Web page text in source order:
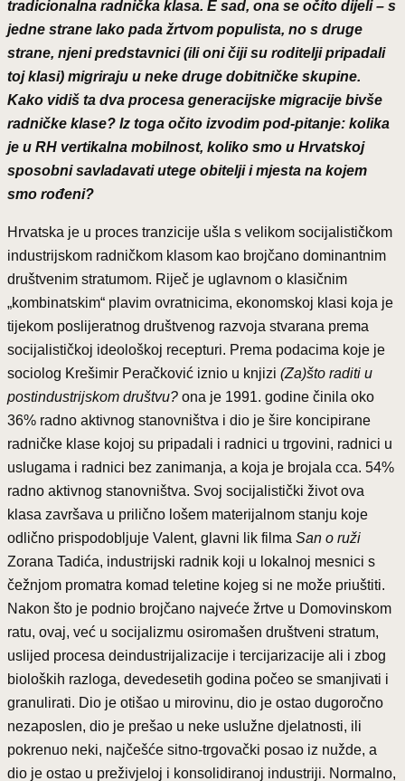
tradicionalna radnička klasa. E sad, ona se očito dijeli – s
jedne strane lako pada žrtvom populista, no s druge
strane, njeni predstavnici (ili oni čiji su roditelji pripadali
toj klasi) migriraju u neke druge dobitničke skupine.
Kako vidiš ta dva procesa generacijske migracije bivše
radničke klase? Iz toga očito izvodim pod-pitanje: kolika
je u RH vertikalna mobilnost, koliko smo u Hrvatskoj
sposobni savladavati utege obitelji i mjesta na kojem
smo rođeni?
Hrvatska je u proces tranzicije ušla s velikom socijalističkom
industrijskom radničkom klasom kao brojčano dominantnim
društvenim stratumom. Riječ je uglavnom o klasičnim
„kombinatskim“ plavim ovratnicima, ekonomskoj klasi koja je
tijekom poslijeratnog društvenog razvoja stvarana prema
socijalističkoj ideološkoj recepturi. Prema podacima koje je
sociolog Krešimir Peračković iznio u knjizi (Za)što raditi u
postindustrijskom društvu? ona je 1991. godine činila oko
36% radno aktivnog stanovništva i dio je šire koncipirane
radničke klase kojoj su pripadali i radnici u trgovini, radnici u
uslugama i radnici bez zanimanja, a koja je brojala cca. 54%
radno aktivnog stanovništva. Svoj socijalistički život ova
klasa završava u prilično lošem materijalnom stanju koje
odlično prispodobljuje Valent, glavni lik filma San o ruži
Zorana Tadića, industrijski radnik koji u lokalnoj mesnici s
čežnjom promatra komad teletine kojeg si ne može priuštiti.
Nakon što je podnio brojčano najveće žrtve u Domovinskom
ratu, ovaj, već u socijalizmu osiromašen društveni stratum,
uslijed procesa deindustrijalizacije i tercijarizacije ali i zbog
bioloških razloga, devedesetih godina počeo se smanjivati i
granulirati. Dio je otišao u mirovinu, dio je ostao dugoročno
nezaposlen, dio je prešao u neke uslužne djelatnosti, ili
pokrenuo neki, najčešće sitno-trgovački posao iz nužde, a
dio je ostao u preživjeloj i konsolidiranoj industriji. Normalno,